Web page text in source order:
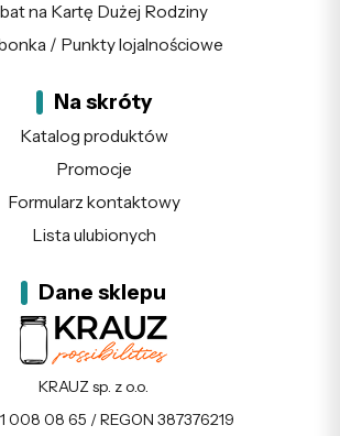
na Kartę Dużej Rodziny
/ Punkty lojalnościowe
Na skróty
Katalog produktów
Promocje
Formularz kontaktowy
Lista ulubionych
Dane sklepu
KRAUZ sp. z o.o.
008 08 65 / REGON 387376219